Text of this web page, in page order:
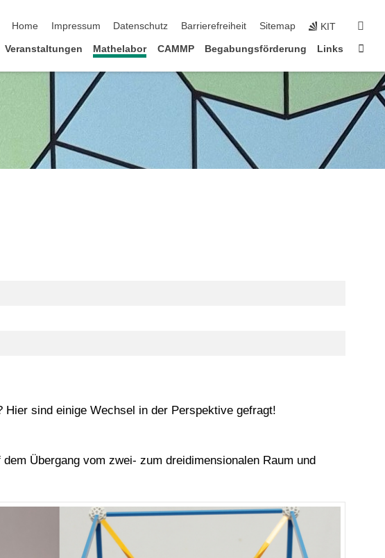
Home
Impressum Datenschutz Barrierefreiheit Sitemap KIT
Veranstaltungen Mathelabor CAMMP Begabungsförderung Links
sind einige Wechsel in der Perspektive gefragt!
Übergang vom zwei- zum dreidimensionalen Raum und